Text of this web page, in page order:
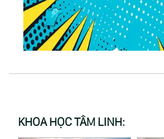
KHOA HỌC TÂM LINH: